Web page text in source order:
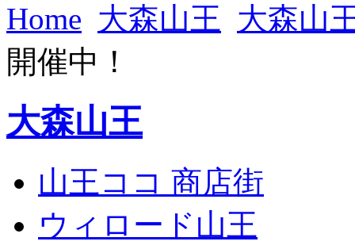
Home 大森山王 大森山
開催中！
大森山王
山王ココ 商店街
ウィロード山王